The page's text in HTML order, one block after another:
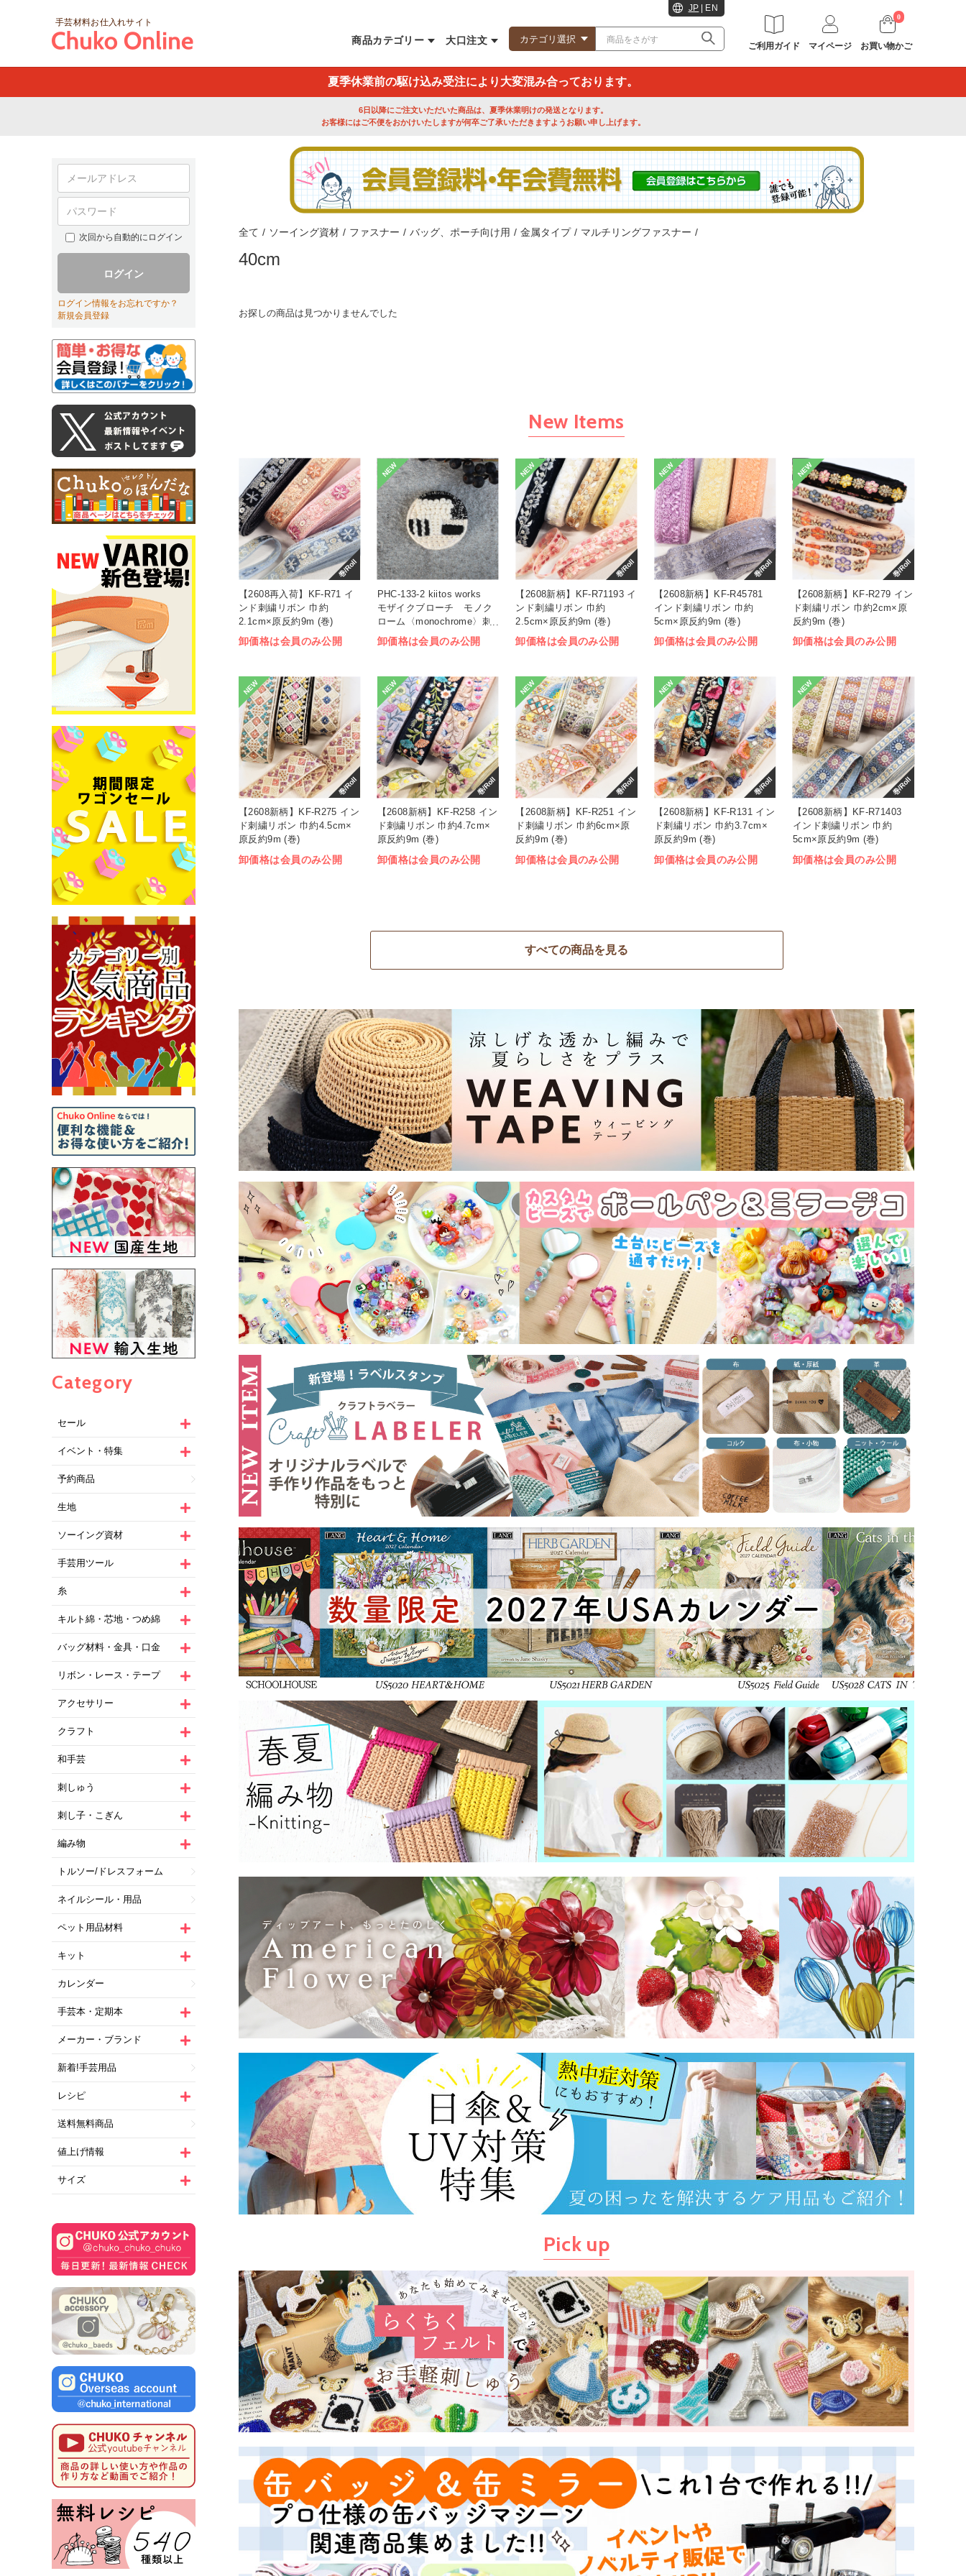
手芸材料お仕入れサイト
商品カテゴリー 大口注文
JP EN
ご利用ガイド マイページ
0
お買い物かご
夏季休業前の駆け込み受注により大変混み合っております。
6日以降にご注文いただいた商品は、夏季休業明けの発送となります。
お客様にはご不便をおかけいたしますが何卒ご了承いただきますようお願い申し上げます。
次回から自動的にログイン
ログイン
ログイン情報をお忘れですか？
新規会員登録
Category
セール
イベント・特集
予約商品
生地
ソーイング資材
手芸用ツール
糸
キルト綿・芯地・つめ綿
バッグ材料・金具・口金
リボン・レース・テープ
アクセサリー
クラフト
和手芸
刺しゅう
刺し子・こぎん
編み物
トルソー/ドレスフォーム
ネイルシール・用品
ペット用品材料
キット
カレンダー
手芸本・定期本
メーカー・ブランド
新着!手芸用品
レシピ
送料無料商品
値上げ情報
サイズ
全て / ソーイング資材 / ファスナー / バッグ、ポーチ向け用 / 金属タイプ / マルチリングファスナー /
40cm
お探しの商品は見つかりませんでした
New Items
巻/Roll
【2608再入荷】KF-R71 イ
ンド刺繍リボン 巾約
2.1cm×原反約9m (巻)
卸価格は会員のみ公開
NEW
PHC-133-2 kiitos works
モザイクブローチ モノク
ローム〈monochrome〉刺
しゅうキット (袋)
卸価格は会員のみ公開
巻/Roll
NEW
【2608新柄】KF-R71193 イ
ンド刺繍リボン 巾約
2.5cm×原反約9m (巻)
卸価格は会員のみ公開
NEW
巻/Roll
【2608新柄】KF-R45781
インド刺繍リボン 巾約
5cm×原反約9m (巻)
卸価格は会員のみ公開
巻/Roll
NEW
【2608新柄】KF-R279 イン
ド刺繍リボン 巾約2cm×原
反約9m (巻)
卸価格は会員のみ公開
巻/Roll
NEW
【2608新柄】KF-R275 イン
ド刺繍リボン 巾約4.5cm×
原反約9m (巻)
卸価格は会員のみ公開
NEW
巻/Roll
【2608新柄】KF-R258 イン
ド刺繍リボン 巾約4.7cm×
原反約9m (巻)
卸価格は会員のみ公開
NEW
巻/Roll
【2608新柄】KF-R251 イン
ド刺繍リボン 巾約6cm×原
反約9m (巻)
卸価格は会員のみ公開
NEW
巻/Roll
【2608新柄】KF-R131 イン
ド刺繍リボン 巾約3.7cm×
原反約9m (巻)
卸価格は会員のみ公開
NEW
巻/Roll
【2608新柄】KF-R71403
インド刺繍リボン 巾約
5cm×原反約9m (巻)
卸価格は会員のみ公開
すべての商品を見る
Pick up